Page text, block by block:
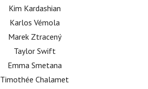
Kim Kardashian
Karlos Vémola
Marek Ztracený
Taylor Swift
Emma Smetana
Timothée Chalamet